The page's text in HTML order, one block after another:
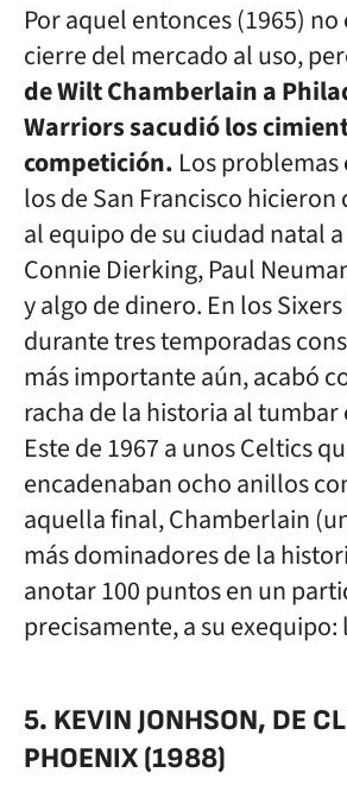
Por aquel entonces (1965) no
cierre del mercado al uso,
de Wilt Chamberlain a
Warriors sacudió los
competición. Los
los de San Francisco hicieron
al equipo de su ciudad natal
Connie Dierking, Paul
y algo de dinero. En los
durante tres temporadas
más importante aún, acabó
racha de la historia al tumbar
Este de 1967 a unos Celtics
encadenaban ocho anillos
aquella final, Chamberlain
más dominadores de la
anotar 100 puntos en un
precisamente, a su exequipo:
5. KEVIN JONHSON, DE
PHOENIX (1988)